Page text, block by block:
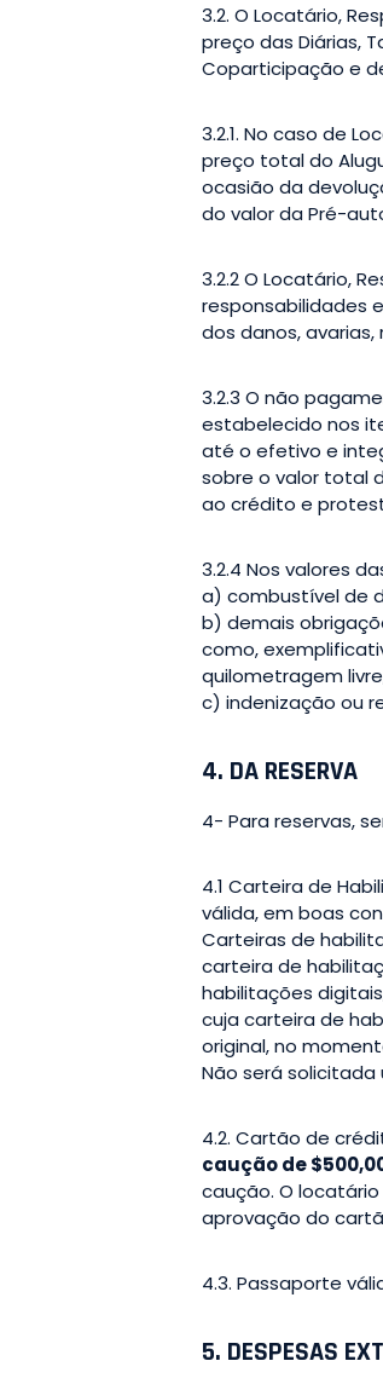
3.2. O Locatário,
preço das Diárias,
Coparticipação e
3.2.1. No caso de
preço total do
ocasião da
do valor da Pré-
3.2.2 O Locatário,
responsabilidades
dos danos,
3.2.3 O não
estabelecido nos
até o efetivo e
sobre o valor total
ao crédito e
3.2.4 Nos valores
a) combustível de
b) demais
como,
quilometragem
c) indenização ou
4. DA RESERVA
4- Para reservas,
4.1 Carteira de
válida, em boas
Carteiras de
carteira de
habilitações
cuja carteira de
original, no
Não será
4.2. Cartão de
caução de
caução. O
aprovação do
4.3. Passaporte
5. DESPESAS